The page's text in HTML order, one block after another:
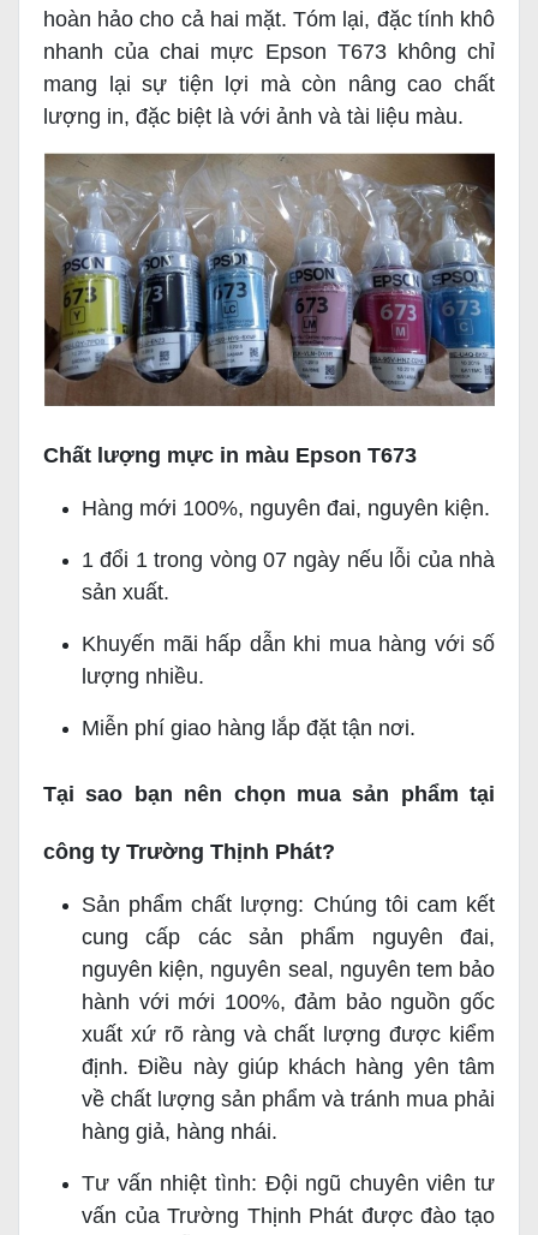
hoàn hảo cho cả hai mặt. Tóm lại, đặc tính khô
nhanh của chai mực Epson T673 không chỉ
mang lại sự tiện lợi mà còn nâng cao chất
lượng in, đặc biệt là với ảnh và tài liệu màu.
Chất lượng mực in màu Epson T673
Hàng mới 100%, nguyên đai, nguyên kiện.
1 đổi 1 trong vòng 07 ngày nếu lỗi của nhà
sản xuất.
Khuyến mãi hấp dẫn khi mua hàng với số
lượng nhiều.
Miễn phí giao hàng lắp đặt tận nơi.
Tại sao bạn nên chọn mua sản phẩm tại
công ty Trường Thịnh Phát?
Sản phẩm chất lượng: Chúng tôi cam kết
cung cấp các sản phẩm nguyên đai,
nguyên kiện, nguyên seal, nguyên tem bảo
hành với mới 100%, đảm bảo nguồn gốc
xuất xứ rõ ràng và chất lượng được kiểm
định. Điều này giúp khách hàng yên tâm
về chất lượng sản phẩm và tránh mua phải
hàng giả, hàng nhái.
Tư vấn nhiệt tình: Đội ngũ chuyên viên tư
vấn của Trường Thịnh Phát được đào tạo